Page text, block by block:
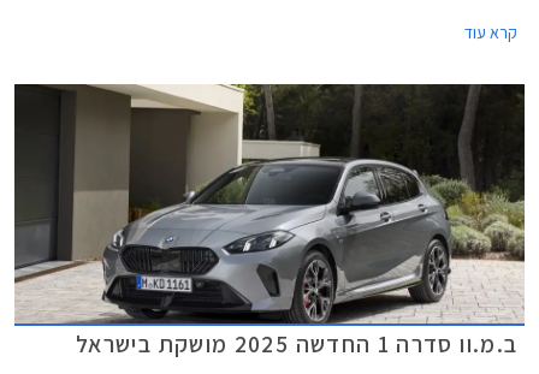
קרא עוד
ב.מ.וו סדרה 1 החדשה 2025 מושקת בישראל